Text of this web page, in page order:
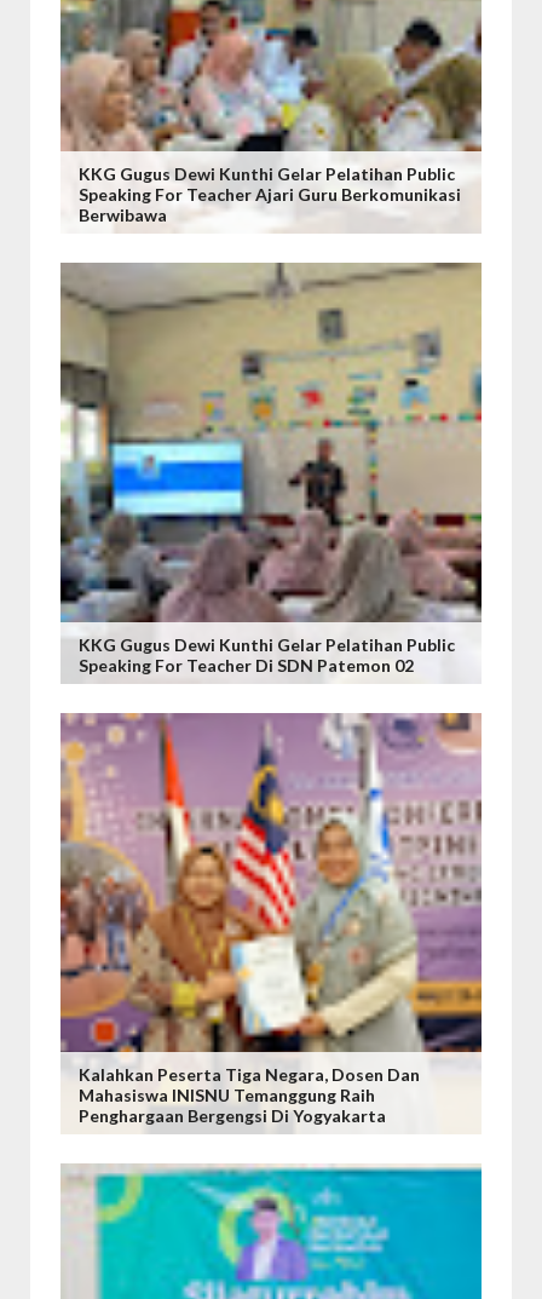
KKG Gugus Dewi Kunthi Gelar Pelatihan Public
Speaking For Teacher Ajari Guru Berkomunikasi
Berwibawa
KKG Gugus Dewi Kunthi Gelar Pelatihan Public
Speaking For Teacher Di SDN Patemon 02
Kalahkan Peserta Tiga Negara, Dosen Dan
Mahasiswa INISNU Temanggung Raih
Penghargaan Bergengsi Di Yogyakarta